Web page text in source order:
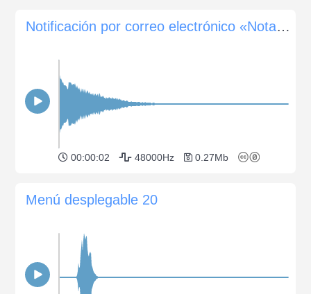
Notificación por correo electrónico «Nota rápida»
00:00:02 48000Hz 0.27Mb
Menú desplegable 20